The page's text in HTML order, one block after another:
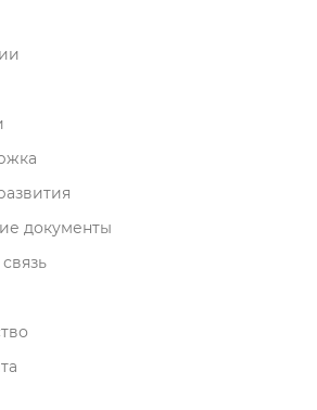
документы